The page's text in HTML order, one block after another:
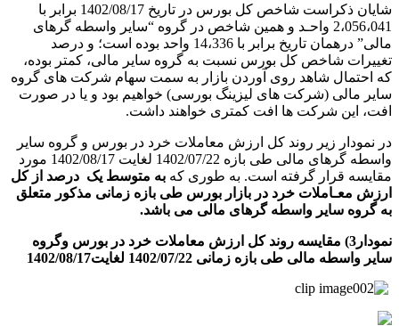
شایان ذکراست شاخص کل بورس در تاریخ 1402/08/17 برابر با
2،056،041 واحـد و همین شاخص در گروه “سایر واسطه­ گرهای
مالی” درهمان تاریخ برابر با 14،336 واحد بوده است؛ و درصد
تغییرات شاخص کل بورس نسبت به گروه سایر مالی، کمتر بوده،
که احتمال شاهد روی آوردن بازار به سمت سهام شرکت­ های گروه
سایر مالی (شرکت­ های لیزینگ بورسی) خواهیم بود و یا در صورت
افت، این شرکت ­ها افت کمتری خواهند داشت.
در نمودار زیر روند کل ارزش معاملات خرد در بورس و گروه سایر
واسطه­ گرهای مالی طی بازه 1402/07/22 لغایت 1402/08/17 مورد
مقایسه قرار گرفته است. به طوری که به متوسط یک درصد از کل
ارزش معـاملات خرد در بازار بورس طی بازه زمانی مذکور متعلق
به گروه سایر واسطه­ گرهای مالی می­ باشد.
نمودار3) مقایسه روند کل ارزش معاملات خرد در بورس وگروه
سایر واسطه مالی طی بازه زمانی 1402/07/22 لغایت1402/08/17